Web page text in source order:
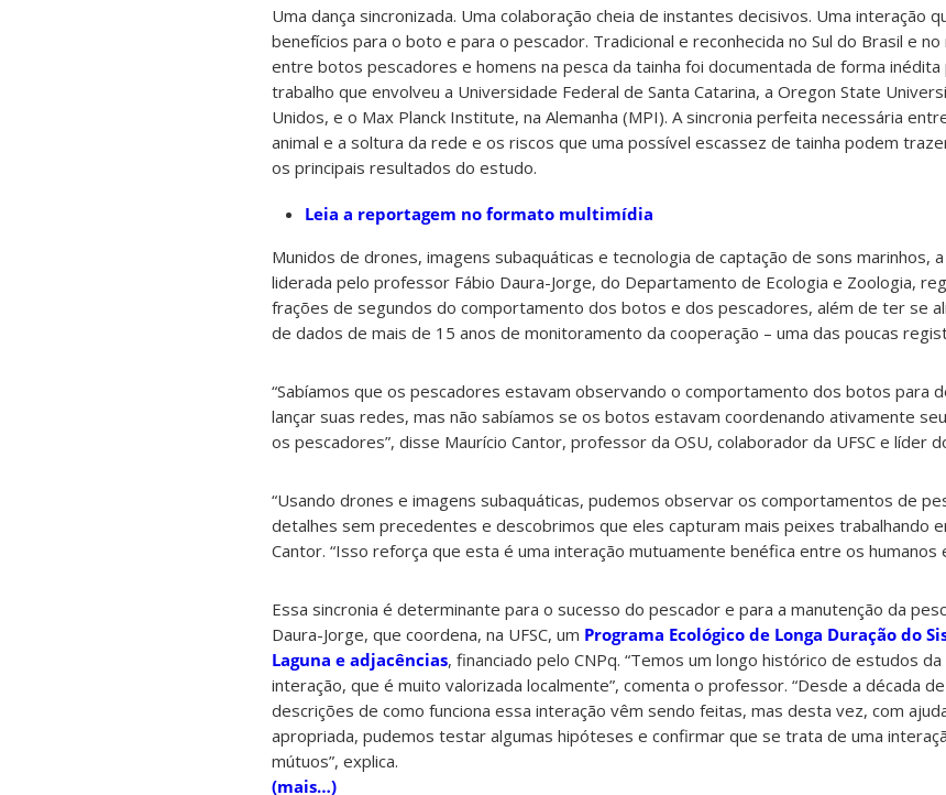
Uma dança sincronizada. Uma colaboração cheia de instantes decisivos. Uma interação
benefícios para o boto e para o pescador. Tradicional e reconhecida no Sul do Brasil e no
entre botos pescadores e homens na pesca da tainha foi documentada de forma inédita
trabalho que envolveu a Universidade Federal de Santa Catarina, a Oregon State
Unidos, e o Max Planck Institute, na Alemanha (MPI). A sincronia perfeita necessária
animal e a soltura da rede e os riscos que uma possível escassez de tainha podem
os principais resultados do estudo.
Leia a reportagem no formato multimídia
Munidos de drones, imagens subaquáticas e tecnologia de captação de sons marinhos, a
liderada pelo professor Fábio Daura-Jorge, do Departamento de Ecologia e Zoologia,
frações de segundos do comportamento dos botos e dos pescadores, além de ter se
de dados de mais de 15 anos de monitoramento da cooperação – uma das poucas
“Sabíamos que os pescadores estavam observando o comportamento dos botos para
lançar suas redes, mas não sabíamos se os botos estavam coordenando ativamente
os pescadores”, disse Maurício Cantor, professor da OSU, colaborador da UFSC e líder
“Usando drones e imagens subaquáticas, pudemos observar os comportamentos de
detalhes sem precedentes e descobrimos que eles capturam mais peixes trabalhando
Cantor. “Isso reforça que esta é uma interação mutuamente benéfica entre os humanos
Essa sincronia é determinante para o sucesso do pescador e para a manutenção da
Daura-Jorge, que coordena, na UFSC, um Programa Ecológico de Longa Duração do
Laguna e adjacências, financiado pelo CNPq. “Temos um longo histórico de estudos da
interação, que é muito valorizada localmente”, comenta o professor. “Desde a década
descrições de como funciona essa interação vêm sendo feitas, mas desta vez, com
apropriada, pudemos testar algumas hipóteses e confirmar que se trata de uma
mútuos”, explica.
(mais…)